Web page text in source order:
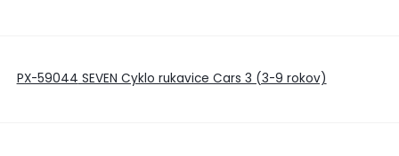
PX-59044 SEVEN Cyklo rukavice Cars 3 (3-9 rokov)